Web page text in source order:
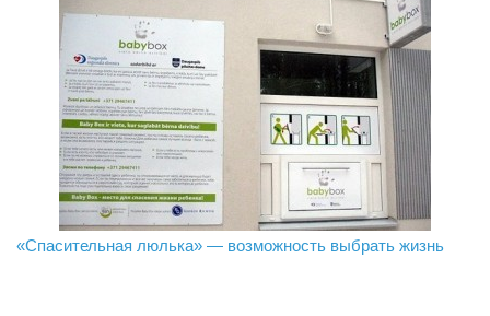
В Даугавпилсе определили сильнейших в пляжном
«Спасительная люлька» — возможность выбрать жизнь
Новое поколение пограничников: Даугавпилсское